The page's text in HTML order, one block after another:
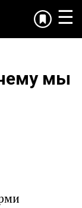
☰
мы